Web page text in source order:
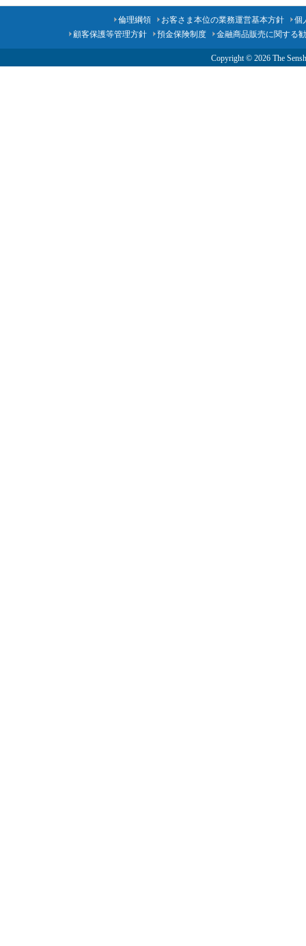
倫理綱領 お客さま本位の業務運営基本方針
個
顧客保護等管理方針
預金保険制度 金融商品販売に関する
Copyright © 2026 The